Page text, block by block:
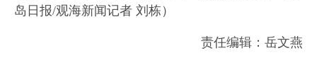
岛日报/观海新闻记者 刘栋）
责任编辑：岳文燕